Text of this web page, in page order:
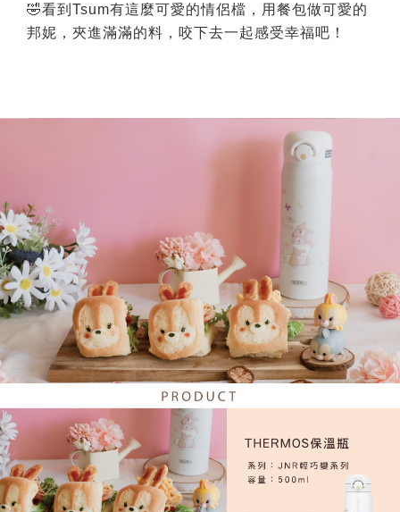
🤣看到Tsum有這麼可愛的情侶檔，用餐包做可愛的
邦妮，夾進滿滿的料，咬下去一起感受幸福吧！